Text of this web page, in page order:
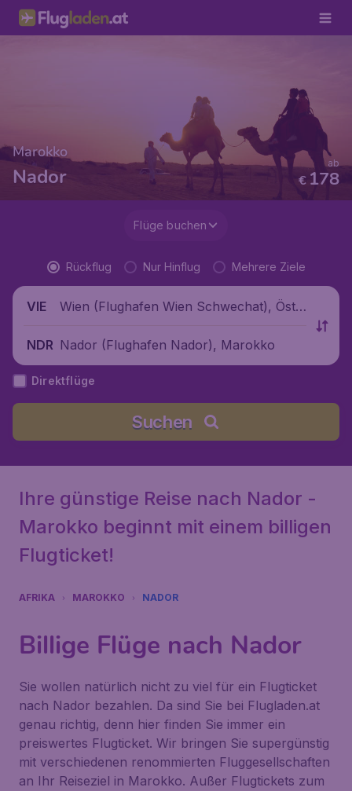
Marokko
Nador € 178
ab
Flüge buchen
Rückflug Nur Hinflug Mehrere Ziele
VIE
Wien (Flughafen Wien Schwechat), Öste
NDR Nador (Flughafen Nador), Marokko
Direktflüge
Suchen
Ihre günstige Reise nach Nador -
Marokko beginnt mit einem billigen
Flugticket!
AFRIKA MAROKKO NADOR
Billige Flüge nach Nador
Sie wollen natürlich nicht zu viel für ein Flugticket
nach Nador bezahlen. Da sind Sie bei Flugladen.at
genau richtig, denn hier finden Sie immer ein
preiswertes Flugticket. Wir bringen Sie supergünstig
mit verschiedenen renommierten Fluggesellschaften
an Ihr Reiseziel in Marokko. Außer Flugtickets zum